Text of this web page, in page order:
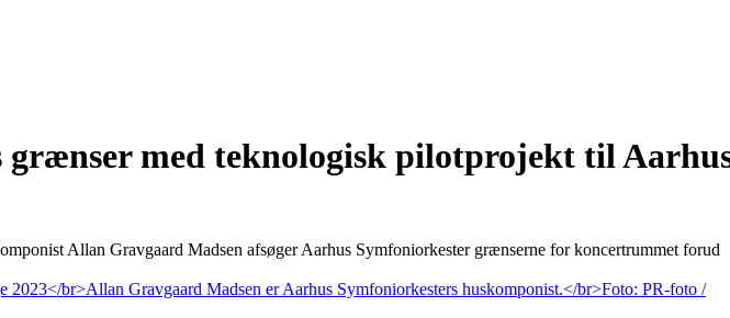
med teknologisk pilotprojekt til
Allan Gravgaard Madsen afsøger Aarhus Symfoniorkester grænserne for koncertrummet forud